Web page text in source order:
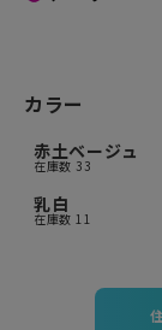
カラー
赤土ベージュ
在庫数 33
乳白
在庫数 11